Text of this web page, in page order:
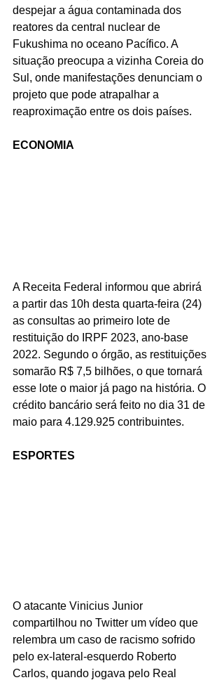
despejar a água contaminada dos
reatores da central nuclear de
Fukushima no oceano Pacífico. A
situação preocupa a vizinha Coreia do
Sul, onde manifestações denunciam o
projeto que pode atrapalhar a
reaproximação entre os dois países.
ECONOMIA
A Receita Federal informou que abrirá
a partir das 10h desta quarta-feira (24)
as consultas ao primeiro lote de
restituição do IRPF 2023, ano-base
2022. Segundo o órgão, as restituições
somarão R$ 7,5 bilhões, o que tornará
esse lote o maior já pago na história. O
crédito bancário será feito no dia 31 de
maio para 4.129.925 contribuintes.
ESPORTES
O atacante Vinicius Junior
compartilhou no Twitter um vídeo que
relembra um caso de racismo sofrido
pelo ex-lateral-esquerdo Roberto
Carlos, quando jogava pelo Real